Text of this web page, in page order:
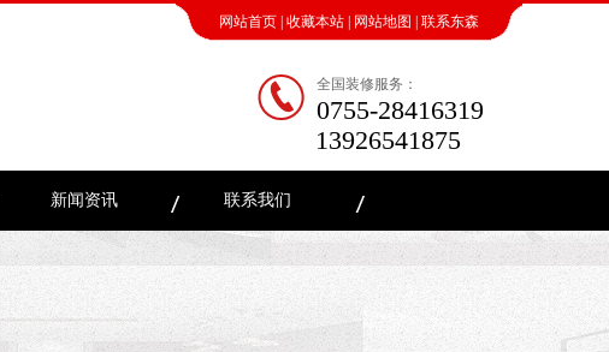
网站首页 收藏本站 网站地图 联系东森
全国装修服务：
0755-28416319
13926541875
新闻资讯 联系我们